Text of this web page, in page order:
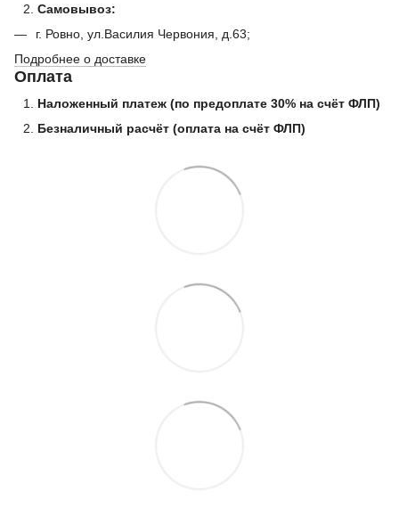
Самовывоз:
г. Ровно, ул.Василия Червония, д.63;
Подробнее о доставке
Оплата
Наложенный платеж (по предоплате 30% на счёт ФЛП)
Безналичный расчёт (оплата на счёт ФЛП)